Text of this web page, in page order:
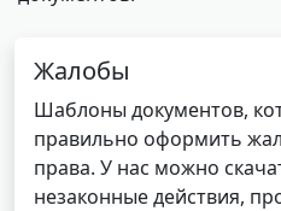
Жалобы
Шаблоны документов,
правильно оформить
права. У нас можно
незаконные действия,